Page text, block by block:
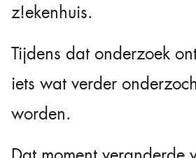
z!ekenhuis.
Tijdens dat onderzoek
iets wat verder
worden.